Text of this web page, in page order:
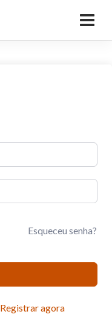
Esqueceu senha?
Registrar agora